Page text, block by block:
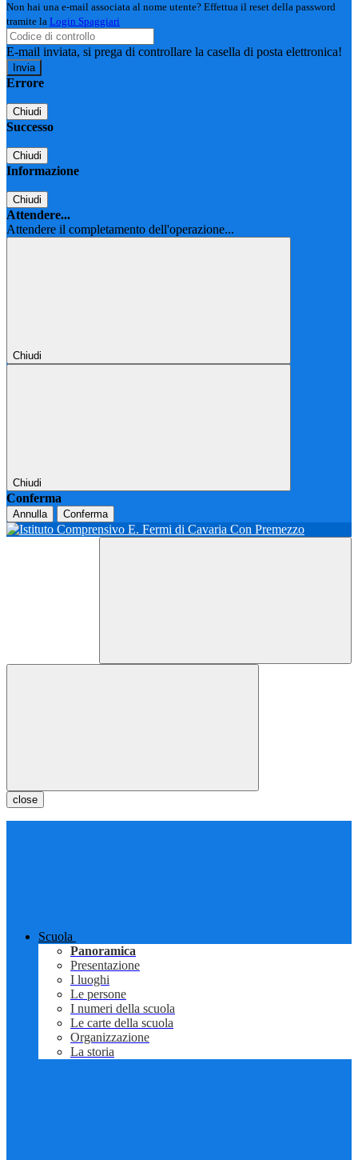
Non hai una e-mail associata al nome utente? Effettua il reset della password
tramite la Login Spaggiari
E-mail inviata, si prega di controllare la casella di posta elettronica!
Errore
Chiudi
Successo
Chiudi
Informazione
Chiudi
Attendere...
Attendere il completamento dell'operazione...
Chiudi
Chiudi
Conferma
Annulla Conferma
close
Scuola
Panoramica
Presentazione
I luoghi
Le persone
I numeri della scuola
Le carte della scuola
Organizzazione
La storia